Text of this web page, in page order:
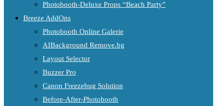
Photobooth-Deluxe Props “Beach Party”
Breeze AddOns
Photobooth Online Galerie
AIBackground Remove.bg
Layout Selector
Buzzer Pro
Canon Freezebug Solution
Before-After-Photobooth